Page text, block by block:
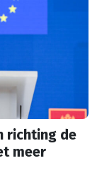
richting de
meer